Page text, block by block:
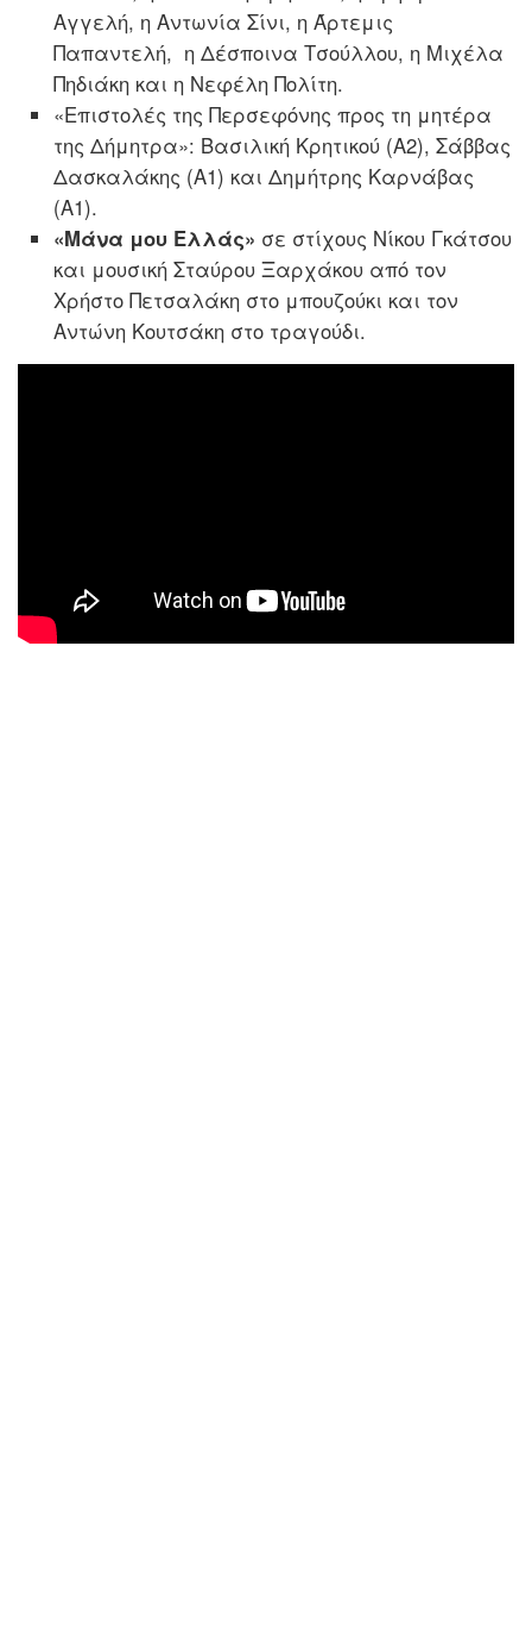
Αγγελή, η Αντωνία Σίνι, η Άρτεμις
Παπαντελή, η Δέσποινα Τσούλλου, η Μιχέλα
Πηδιάκη και η Νεφέλη Πολίτη.
«Επιστολές της Περσεφόνης προς τη μητέρα
της Δήμητρα»: Βασιλική Κρητικού (Α2), Σάββας
Δασκαλάκης (Α1) και Δημήτρης Καρνάβας
(Α1).
«Μάνα μου Ελλάς» σε στίχους Νίκου Γκάτσου
και μουσική Σταύρου Ξαρχάκου από τον
Χρήστο Πετσαλάκη στο μπουζούκι και τον
Αντώνη Κουτσάκη στο τραγούδι.